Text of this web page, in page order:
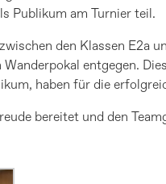
Publikum am Turnier teil.
den Klassen E2a
Wanderpokal entgegen.
haben für die
bereitet und den